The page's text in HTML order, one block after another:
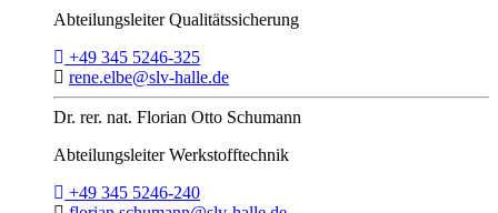
AbteilungsleiterQualitätssicherung
Telefon:
+49 345 5246-325
E-Mail:
rene.elbe@slv-halle.de
Dr. rer. nat. Florian Otto Schumann
AbteilungsleiterWerkstofftechnik
Telefon:
+49 345 5246-240